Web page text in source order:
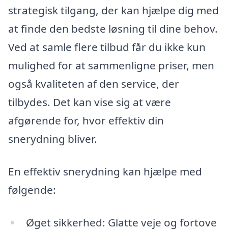
strategisk tilgang, der kan hjælpe dig med
at finde den bedste løsning til dine behov.
Ved at samle flere tilbud får du ikke kun
mulighed for at sammenligne priser, men
også kvaliteten af den service, der
tilbydes. Det kan vise sig at være
afgørende for, hvor effektiv din
snerydning bliver.
En effektiv snerydning kan hjælpe med
følgende:
Øget sikkerhed: Glatte veje og fortove